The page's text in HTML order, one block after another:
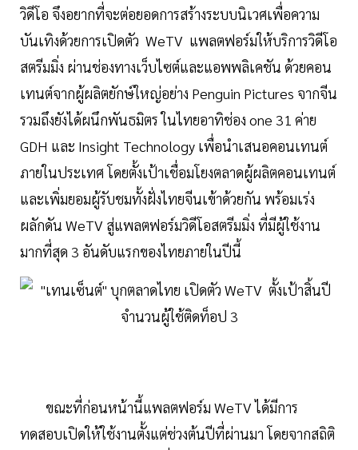
วิดีโอ จึงอยากที่จะต่อยอดการสร้างระบบนิเวศเพื่อความ
บันเทิงด้วยการเปิดตัว WeTV แพลตฟอร์มให้บริการวิดีโอ
สตรีมมิ่ง ผ่านช่องทางเว็บไซต์และแอพพลิเคชัน ด้วยคอน
เทนต์จากผู้ผลิตยักษ์ใหญ่อย่าง Penguin Pictures จากจีน
รวมถึงยังได้ผนึกพันธมิตร ในไทยอาทิช่อง one 31 ค่าย
GDH และ Insight Technology เพื่อนำเสนอคอนเทนต์
ภายในประเทศ โดยตั้งเป้าเชื่อมโยงตลาดผู้ผลิตคอนเทนต์
และเพิ่มยอมผู้รับชมทั้งฝั่งไทยจีนเข้าด้วยกัน พร้อมเร่ง
ผลักดัน WeTV สู่แพลตฟอร์มวิดีโอสตรีมมิ่ง ที่มีผู้ใช้งาน
มากที่สุด 3 อันดับแรกของไทยภายในปีนี้
ขณะที่ก่อนหน้านี้แพลตฟอร์ม WeTV ได้มีการ
ทดสอบเปิดให้ใช้งานตั้งแต่ช่วงต้นปีที่ผ่านมา โดยจากสถิติ